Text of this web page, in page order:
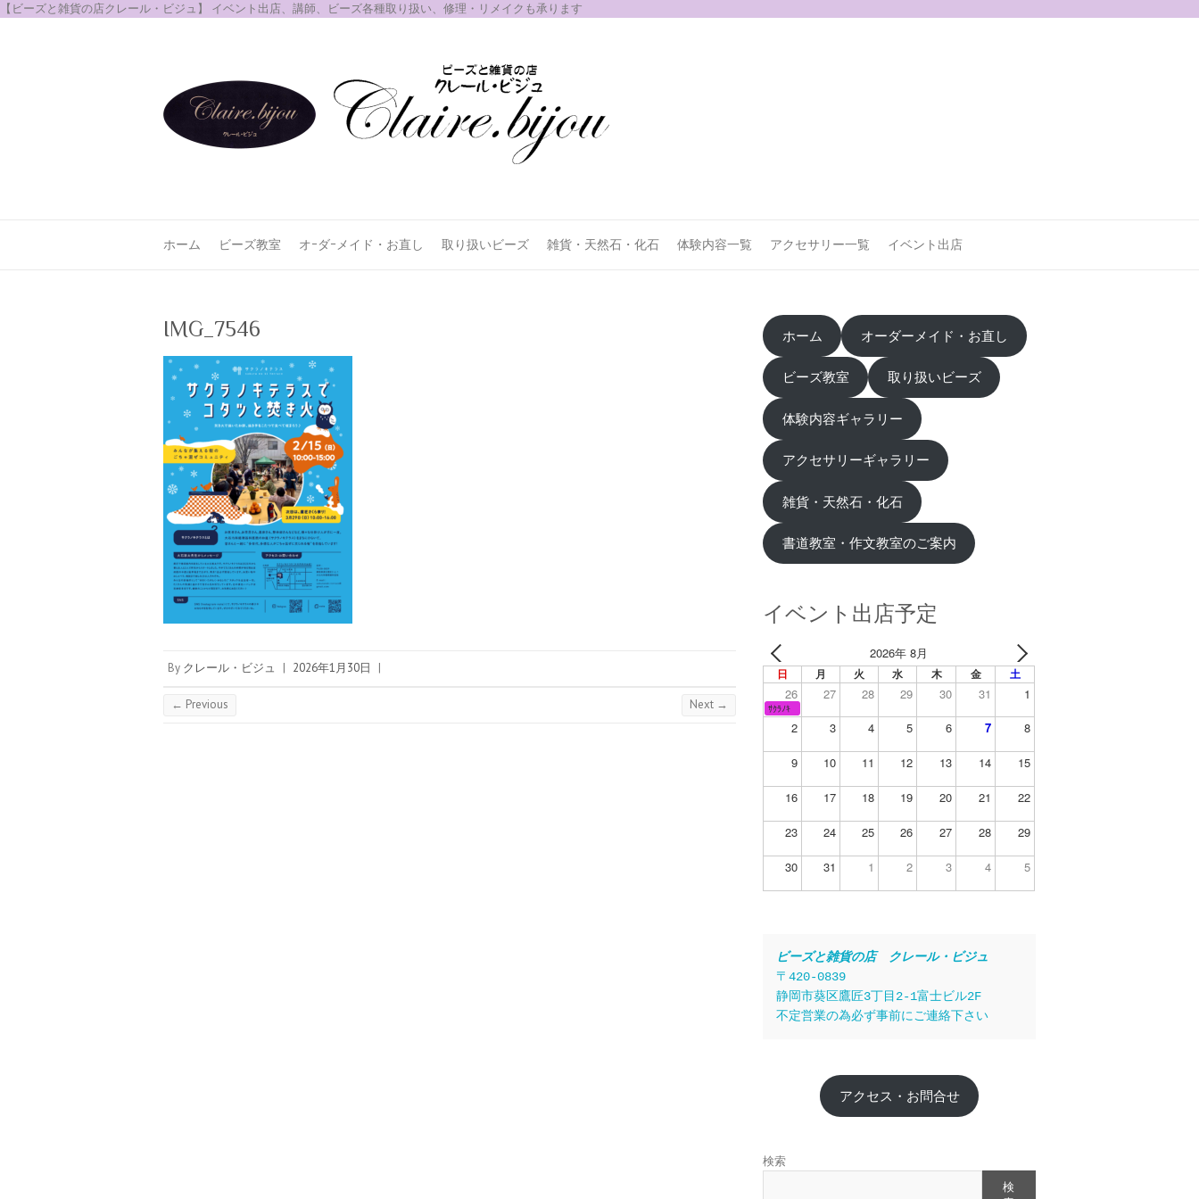
【ビーズと雑貨の店クレール・ビジュ】 イベント出店、講師、ビーズ各種取り扱い、修理・リメイクも承ります
ホーム ビーズ教室 オｰダｰメイド・お直し 取り扱いビーズ 雑貨・天然石・化石 体験内容一覧 アクセサリー一覧 イベント出店
IMG_7546
By クレール・ビジュ | 2026年1月30日 |
← Previous Next →
ホーム オーダーメイド・お直し
ビーズ教室 取り扱いビーズ
体験内容ギャラリー
アクセサリーギャラリー
雑貨・天然石・化石
書道教室・作文教室のご案内
イベント出店予定
2026年 8月
日 月 火 水 木 金 土
26 27 28 29 30 31 1
ｻｸﾗﾉｷ
2 3 4 5 6 7 8
9 10 11 12 13 14 15
16 17 18 19 20 21 22
23 24 25 26 27 28 29
30 31 1 2 3 4 5
ビーズと雑貨の店　クレール・ビジュ
〒420-0839
静岡市葵区鷹匠3丁目2-1富士ビル2F
不定営業の為必ず事前にご連絡下さい
アクセス・お問合せ
検索
検